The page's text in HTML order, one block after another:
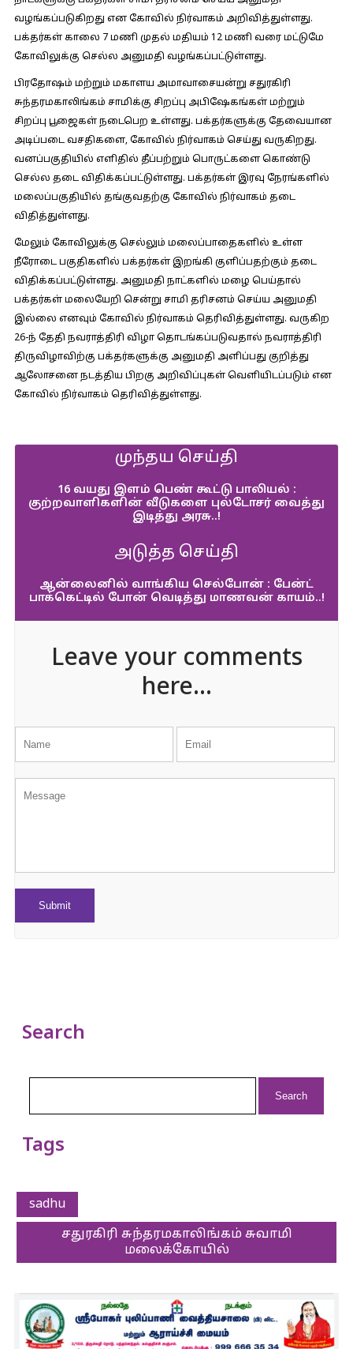
வழங்கப்படுகிறது என கோவில் நிர்வாகம் அறிவித்துள்ளது.
பக்தர்கள் காலை 7 மணி முதல் மதியம் 12 மணி வரை மட்டுமே
கோவிலுக்கு செல்ல அனுமதி வழங்கப்பட்டுள்ளது.
பிரதோஷம் மற்றும் மகாளய அமாவாசையன்று சதுரகிரி
சுந்தரமகாலிங்கம் சாமிக்கு சிறப்பு அபிஷேகங்கள் மற்றும்
சிறப்பு பூஜைகள் நடைபெற உள்ளது. பக்தர்களுக்கு தேவையான
அடிப்படை வசதிகளை, கோவில் நிர்வாகம் செய்து வருகிறது.
வனப்பகுதியில் எளிதில் தீப்பற்றும் பொருட்களை கொண்டு
செல்ல தடை விதிக்கப்பட்டுள்ளது. பக்தர்கள் இரவு நேரங்களில்
மலைப்பகுதியில் தங்குவதற்கு கோவில் நிர்வாகம் தடை
விதித்துள்ளது.
மேலும் கோவிலுக்கு செல்லும் மலைப்பாதைகளில் உள்ள
நீரோடை பகுதிகளில் பக்தர்கள் இறங்கி குளிப்பதற்கும் தடை
விதிக்கப்பட்டுள்ளது. அனுமதி நாட்களில் மழை பெய்தால்
பக்தர்கள் மலையேறி சென்று சாமி தரிசனம் செய்ய அனுமதி
இல்லை எனவும் கோவில் நிர்வாகம் தெரிவித்துள்ளது. வருகிற
26-ந் தேதி நவராத்திரி விழா தொடங்கப்படுவதால் நவராத்திரி
திருவிழாவிற்கு பக்தர்களுக்கு அனுமதி அளிப்பது குறித்து
ஆலோசனை நடத்திய பிறகு அறிவிப்புகள் வெளியிடப்படும் என
கோவில் நிர்வாகம் தெரிவித்துள்ளது.
முந்தய செய்தி
16 வயது இளம் பெண் கூட்டு பாலியல் :
குற்றவாளிகளின் வீடுகளை புல்டோசர் வைத்து
இடித்து அரசு..!
அடுத்த செய்தி
ஆன்லைனில் வாங்கிய செல்போன் : பேன்ட்
பாக்கெட்டில் போன் வெடித்து மாணவன் காயம்..!
Leave your comments
here...
Search
Tags
sadhu
சதுரகிரி சுந்தரமகாலிங்கம் சுவாமி
மலைக்கோயில்